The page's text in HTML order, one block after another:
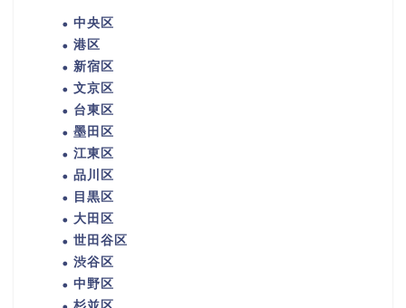
中央区
港区
新宿区
文京区
台東区
墨田区
江東区
品川区
目黒区
大田区
世田谷区
渋谷区
中野区